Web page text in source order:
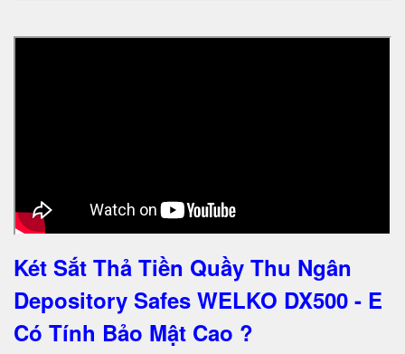
Két Sắt Thả Tiền Quầy Thu Ngân
Depository Safes WELKO DX500 - E
Có Tính Bảo Mật Cao ?